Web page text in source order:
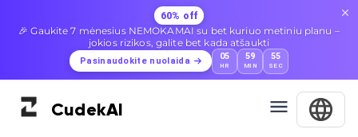
60% off
🎉 Gaukite 7 mėnesius NEMOKAMAI su bet kuriuo metiniu planu –
jokios rizikos, galite bet kada atšaukti
Pasinaudokite nuolaida 05
HR
59
MIN
54
SEC
CudekAI